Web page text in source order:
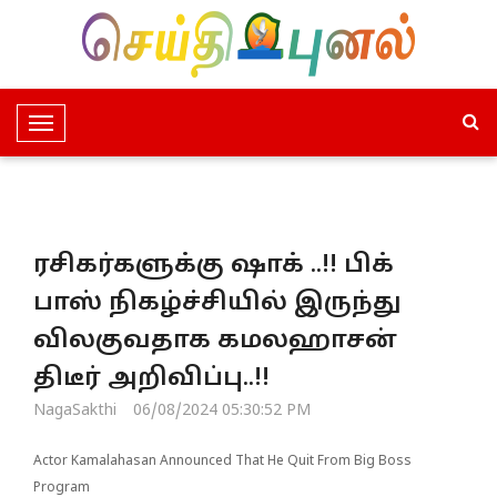
T
o
e
a
v
g
a
ரசிகர்களுக்கு ஷாக் ..!! பிக்
பாஸ் நிகழ்ச்சியில் இருந்து
விலகுவதாக கமலஹாசன்
திடீர் அறிவிப்பு..!!
NagaSakthi 06/08/2024 05:30:52 PM
Actor Kamalahasan Announced That He Quit From Big Boss
Program